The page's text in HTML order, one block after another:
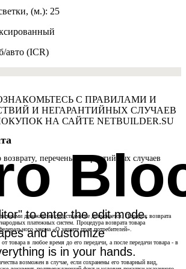
(м.): 25
авто (ICR)
to enter the edit mode.
and customize
is in your hands.
С ПРАВИЛАМИ И
И НЕГАРАНТИЙНЫХ СЛУЧАЕВ
НА САЙТЕ NETBUILDER.SU
перечень негарантийных случаев
денежными средствами не допускается. Порядок возврата
платежных систем. Процедура возврата товара
закона «О защите прав потребителей».
от товара в любое время до его передачи, а после передачи товара - в
возможен в случае, если сохранены его товарный вид,